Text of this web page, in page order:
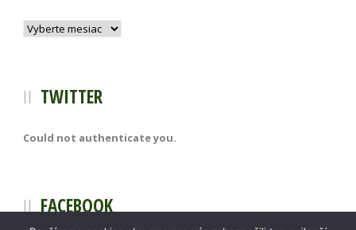
Archív
TWITTER
Could not authenticate you.
FACEBOOK